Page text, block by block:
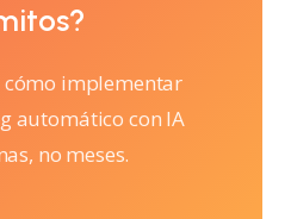
cómo implementar
automático con IA
no meses.